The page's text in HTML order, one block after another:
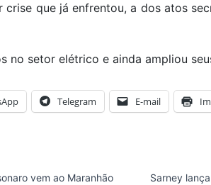
crise que já enfrentou, a dos atos
no setor elétrico e ainda ampliou
Telegram E-mail
vem ao Maranhão
Sarney